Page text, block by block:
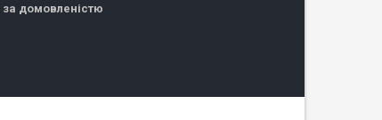
за домовленістю